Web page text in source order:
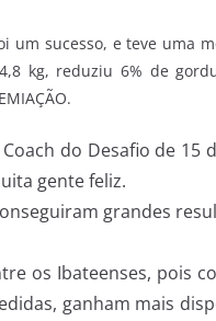
um sucesso, e teve uma
kg, reduziu 6% de
do Desafio de 15
gente feliz.
grandes
os Ibateenses, pois
ganham mais